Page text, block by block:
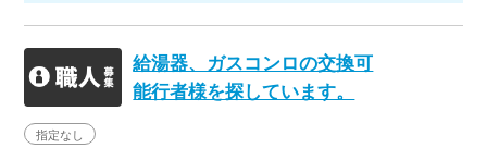
書含む ・支払条件：別途協議 ・工事時間：基本的に夜間（開始
時間は店舗により異なります） ・材料支給：吊り架台（材料）
は至急 ・交通費、駐車場代、は金額に含む ■応募時にお知らせ
ください 1．会社名または屋号 2．ご担当者名 3．所在地 4．対
給湯器、ガスコンロの交換可
能行者様を探しています。
指定なし